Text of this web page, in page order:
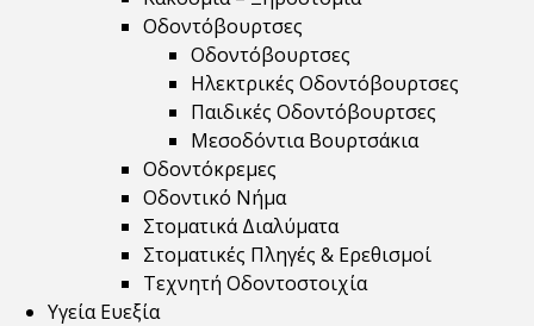
Οδοντόβουρτσες
Οδοντόβουρτσες
Ηλεκτρικές Οδοντόβουρτσες
Παιδικές Οδοντόβουρτσες
Μεσοδόντια Βουρτσάκια
Οδοντόκρεμες
Οδοντικό Νήμα
Στοματικά Διαλύματα
Στοματικές Πληγές & Ερεθισμοί
Τεχνητή Οδοντοστοιχία
Υγεία Ευεξία